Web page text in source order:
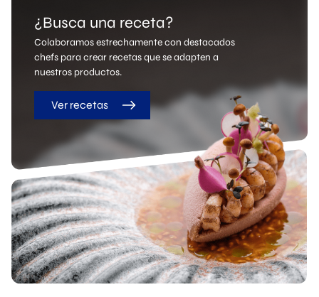
¿Busca una receta?
Colaboramos estrechamente con destacados
chefs para crear recetas que se adapten a
nuestros productos.
Ver recetas